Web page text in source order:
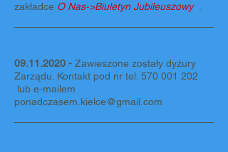
zakładce O Nas->Biuletyn Jubileuszowy
09.11.2020 - Zawieszone zostały dyżury
Zarządu. Kontakt pod nr tel. 570 001 202
lub e-mailem
ponadczasem.kielce@gmail.com